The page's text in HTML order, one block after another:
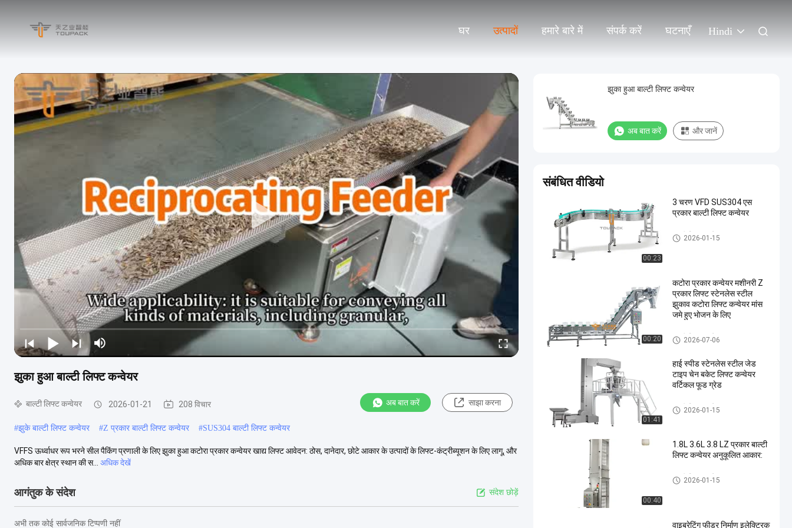
घर उत्पादों हमारे बारे में संपर्क करें घटनाएँ Hindi
झुका हुआ बाल्टी लिफ्ट कन्वेयर
बाल्टी लिफ्ट कन्वेयर 2026-01-21 208 विचार अब बात करें साझा करना
#झुके बाल्टी लिफ्ट कन्वेयर #Z प्रकार बाल्टी लिफ्ट कन्वेयर #SUS304 बाल्टी लिफ्ट कन्वेयर
VFFS ऊर्ध्वाधर रूप भरने सील पैकिंग प्रणाली के लिए झुका हुआ कटोरा प्रकार कन्वेयर खाद्य लिफ्ट आवेदन: ठोस, दानेदार, छोटे आकार के उत्पादों के लिफ्ट-कंट्रीब्यूशन के लिए लागू, और
अधिक बार क्षेत्र स्थान की स...
अधिक देखें
आगंतुक के संदेश संदेश छोड़ें
अभी तक कोई सार्वजनिक टिप्पणी नहीं
झुका हुआ बाल्टी लिफ्ट कन्वेयर
अब बात करें और जानें
संबंधित वीडियो
00:23
3 चरण VFD SUS304 एस
प्रकार बाल्टी लिफ्ट कन्वेयर
बाल्टी लिफ्ट कन्वेयर
2026-01-15
00:20
कटोरा प्रकार कन्वेयर मशीनरी Z
प्रकार लिफ्ट स्टेनलेस स्टील
झुकाव कटोरा लिफ्ट कन्वेयर मांस
जमे हुए भोजन के लिए
बाल्टी लिफ्ट कन्वेयर
2026-07-06
01:41
हाई स्पीड स्टेनलेस स्टील जेड
टाइप चेन बकेट लिफ्ट कन्वेयर
वर्टिकल फूड ग्रेड
बाल्टी लिफ्ट कन्वेयर
2026-01-15
00:40
1.8L 3.6L 3.8 LZ प्रकार बाल्टी
लिफ्ट कन्वेयर अनुकूलित आकार:
बाल्टी लिफ्ट कन्वेयर
2026-01-15
वाइब्रेटिंग फीडर निर्माण इलेक्ट्रिक